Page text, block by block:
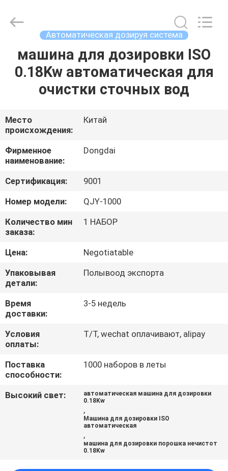
ДОМОЙ
ПРОДУКТЫ
ВИДЕОЗАПИСИ
VR-
ШОУ
О
НАС
ЭКСКУРСИЯ
ПО
ЗАВОДУ
КОНТРОЛЬ
КАЧЕСТВА
НОВОСТИ
СЛУЧАИ
ЗАПРОСИТЕ
Group
Reserved.
Автоматическая дозируя система
машина для дозировки ISO
0.18Kw автоматическая для
очистки сточных вод
Место
происхождения:
Китай
Фирменное
наименование:
Dongdai
Сертификация:
9001
Номер модели:
QJY-1000
Количество мин
заказа:
1 НАБОР
Цена:
Negotiatable
Упаковывая
детали:
Полывоод экспорта
Время
доставки:
3-5 недель
Условия
оплаты:
T/T, wechat оплачивают, alipay
Поставка
способности:
1000 наборов в леты
Высокий свет:
автоматическая машина для дозировки
0.18Kw
,
Машина для дозировки ISO
автоматическая
,
машина для дозировки порошка нечистот
0.18Kw